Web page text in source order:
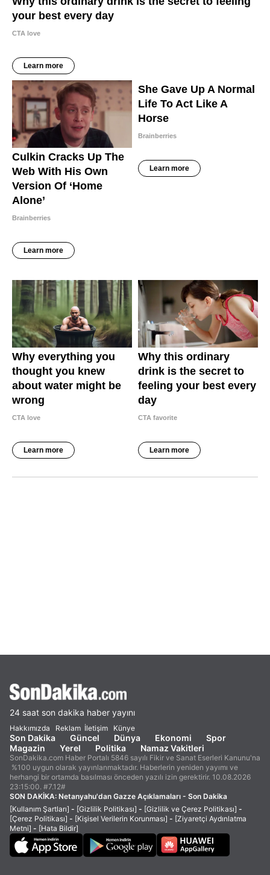
24 saat son dakika haber yayını
Hakkımızda Reklam İletişim Künye
Son Dakika Güncel Dünya Ekonomi
Spor
Magazin
Yerel Politika Namaz Vakitleri
SonDakika.com Haber Portalı 5846 sayılı Fikir ve Sanat Eserleri Kanunu'na
%100 uygun olarak yayınlanmaktadır. Haberlerin yeniden yayımı ve
herhangi bir ortamda basılması önceden yazılı izin gerektirir. 10.08.2026
23:15:00. #7.12#
SON DAKİKA: Netanyahu'dan Gazze Açıklamaları - Son Dakika
[Kullanım Şartları] - [Gizlilik Politikası] - [Gizlilik ve Çerez Politikası] -
[Çerez Politikası] - [Kişisel Verilerin Korunması] - [Ziyaretçi Aydınlatma
Metni] - [Hata Bildir]